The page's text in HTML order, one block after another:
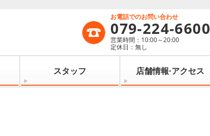
お電話でのお問い合わせ
079-224-6600
営業時間：10:00～20:00
定休日：無し
スタッフ 店舗情報·アクセス